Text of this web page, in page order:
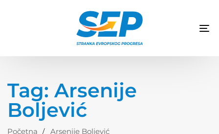
Tag: Arsenije
Boljević
Početna Arsenije Boljević